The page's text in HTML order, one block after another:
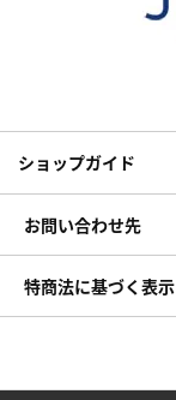
ショップガイド
お問い合わせ先
特商法に基づく表示